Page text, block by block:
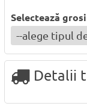
Selectează
Detalii